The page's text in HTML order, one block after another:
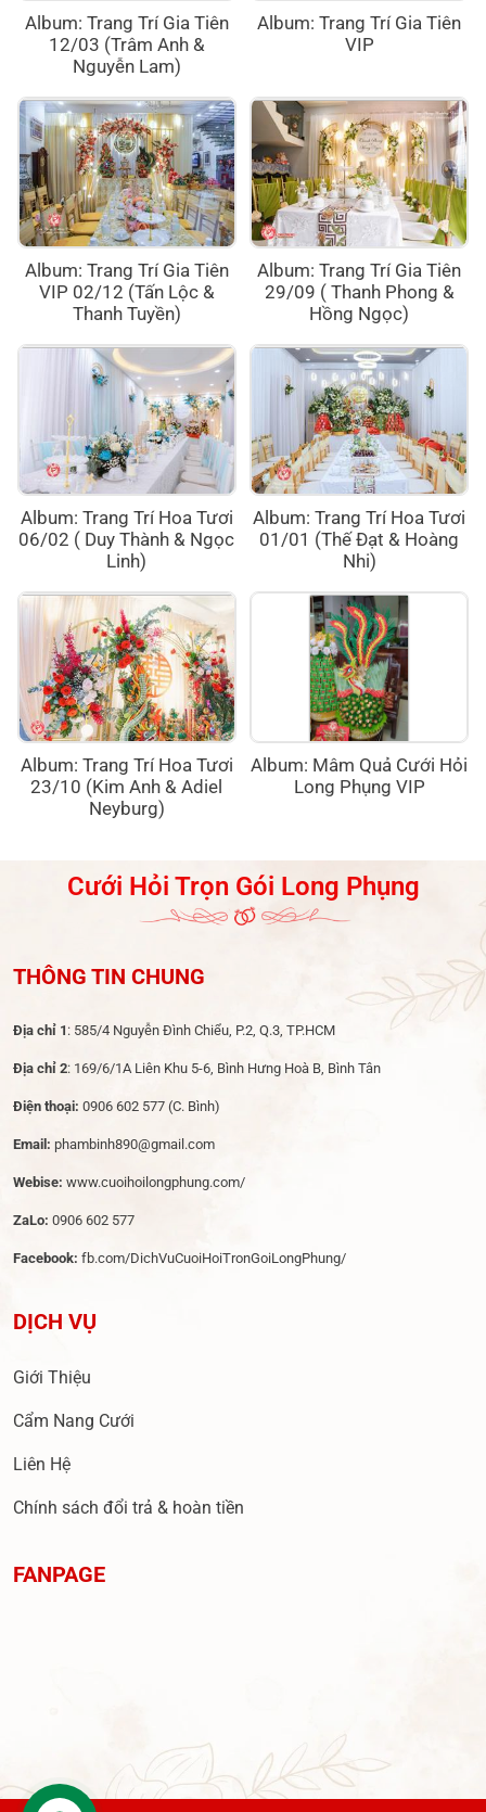
Album: Trang Trí Gia Tiên
12/03 (Trâm Anh &
Nguyễn Lam)
Album: Trang Trí Gia Tiên
VIP
Album: Trang Trí Gia Tiên
VIP 02/12 (Tấn Lộc &
Thanh Tuyền)
Album: Trang Trí Gia Tiên
29/09 ( Thanh Phong &
Hồng Ngọc)
Album: Trang Trí Hoa Tươi
06/02 ( Duy Thành & Ngọc
Linh)
Album: Trang Trí Hoa Tươi
01/01 (Thế Đạt & Hoàng
Nhi)
Album: Trang Trí Hoa Tươi
23/10 (Kim Anh & Adiel
Neyburg)
Album: Mâm Quả Cưới Hỏi
Long Phụng VIP
Cưới Hỏi Trọn Gói Long Phụng
THÔNG TIN CHUNG
Địa chỉ 1 : 585/4 Nguyễn Đình Chiểu, P.2, Q.3, TP.HCM
Địa chỉ 2: 169/6/1A Liên Khu 5-6, Bình Hưng Hoà B, Bình Tân
Điện thoại: 0906 602 577 (C. Bình)
Email: phambinh890@gmail.com
Webise: www.cuoihoilongphung.com/
ZaLo: 0906 602 577
Facebook: fb.com/DichVuCuoiHoiTronGoiLongPhung/
DỊCH VỤ
Giới Thiệu
Cẩm Nang Cưới
Liên Hệ
Chính sách đổi trả & hoàn tiền
FANPAGE